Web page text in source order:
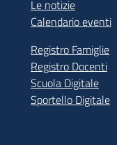
Le notizie
Calendario eventi
Registro Famiglie
Registro Docenti
Scuola Digitale
Sportello Digitale